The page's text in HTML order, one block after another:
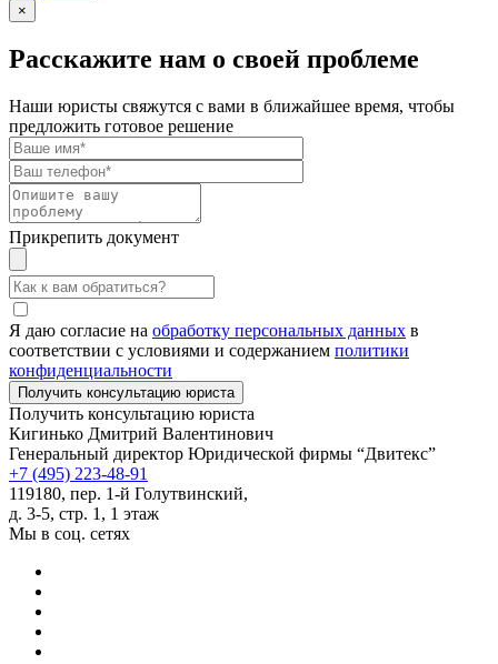
×
Расскажите нам о своей проблеме
Наши юристы свяжутся с вами в ближайшее время, чтобы
предложить готовое решение
Прикрепить документ
Я даю согласие на обработку персональных данных в
соответствии с условиями и содержанием политики
конфиденциальности
Получить консультацию юриста
Кигинько Дмитрий Валентинович
Генеральный директор Юридической фирмы “Двитекс”
+7 (495) 223-48-91
119180, пер. 1-й Голутвинский,
д. 3-5, стр. 1, 1 этаж
Мы в соц. сетях